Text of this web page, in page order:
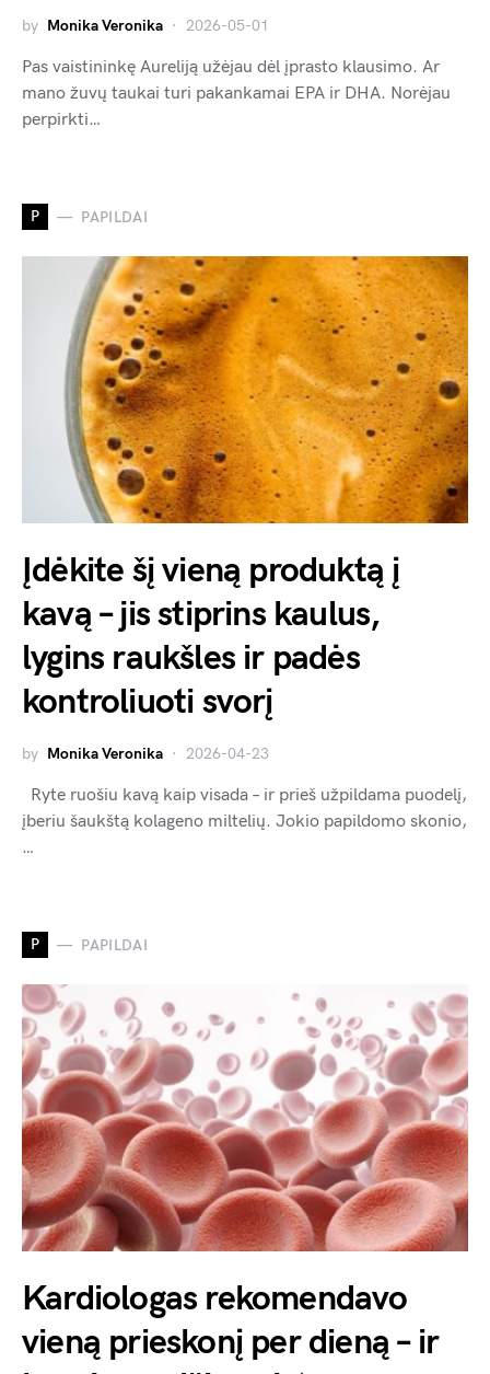
by Monika Veronika 2026-05-01
Pas vaistininkę Aureliją užėjau dėl įprasto klausimo. Ar
mano žuvų taukai turi pakankamai EPA ir DHA. Norėjau
perpirkti…
P PAPILDAI
Įdėkite šį vieną produktą į
kavą – jis stiprins kaulus,
lygins raukšles ir padės
kontroliuoti svorį
by Monika Veronika 2026-04-23
Ryte ruošiu kavą kaip visada – ir prieš užpildama puodelį,
įberiu šaukštą kolageno miltelių. Jokio papildomo skonio,
…
P PAPILDAI
Kardiologas rekomendavo
vieną prieskonį per dieną – ir